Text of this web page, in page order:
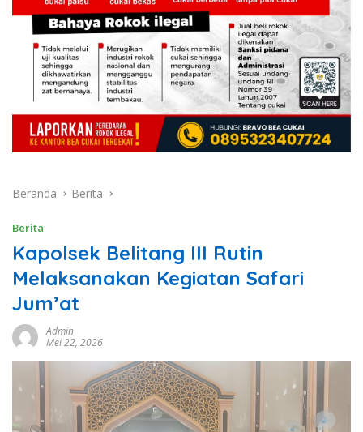
Beranda Berita
Berita
Kapolsek Belitang III Rutin
Melaksanakan Kegiatan Safari
Jum’at
Admin
Mei 22, 2026